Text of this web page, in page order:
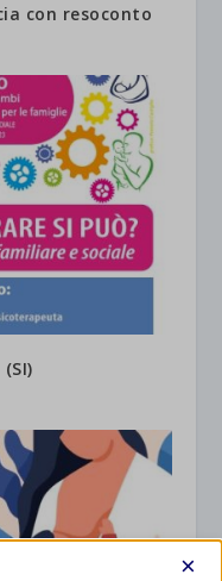
con resoconto
×